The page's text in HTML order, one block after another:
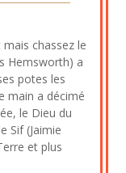
chassez le
Hemsworth) a
potes les
main a décimé
le Dieu du
Sif (Jaimie
et plus